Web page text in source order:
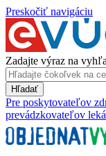
Preskočiť navigáciu
Zadajte výraz na
Hľadať
Pre poskytovateľov
prevádzkovateľov